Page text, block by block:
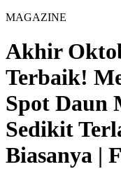
MAGAZINE
Akhir
Terbaik!
Spot Daun
Sedikit
Biasanya |